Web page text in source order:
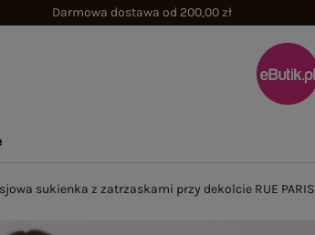
Darmowa dostawa od 200,00 zł
sukienka z zatrzaskami przy dekolcie RUE PARIS